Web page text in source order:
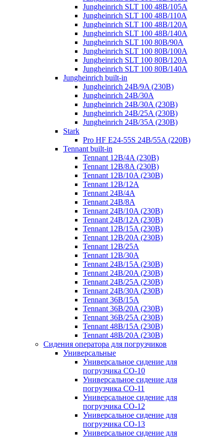
Jungheinrich SLT 100 48B/105A
Jungheinrich SLT 100 48B/110A
Jungheinrich SLT 100 48B/120A
Jungheinrich SLT 100 48B/140A
Jungheinrich SLT 100 80B/90A
Jungheinrich SLT 100 80B/100A
Jungheinrich SLT 100 80B/120A
Jungheinrich SLT 100 80B/140A
Jungheinrich built-in
Jungheinrich 24B/9A (230B)
Jungheinrich 24B/30A
Jungheinrich 24B/30A (230B)
Jungheinrich 24B/25A (230B)
Jungheinrich 24B/35A (230B)
Stark
Pro HF E24-55S 24B/55A (220B)
Tennant built-in
Tennant 12B/4A (230B)
Tennant 12B/8A (230B)
Tennant 12B/10A (230B)
Tennant 12B/12A
Tennant 24B/4A
Tennant 24B/8A
Tennant 24B/10A (230B)
Tennant 24B/12A (230B)
Tennant 12B/15A (230B)
Tennant 12B/20A (230B)
Tennant 12B/25A
Tennant 12B/30A
Tennant 24B/15A (230B)
Tennant 24B/20A (230B)
Tennant 24B/25A (230B)
Tennant 24B/30A (230B)
Tennant 36B/15A
Tennant 36B/20A (230B)
Tennant 36B/25A (230B)
Tennant 48B/15A (230B)
Tennant 48B/20A (230B)
Сидения оператора для погрузчиков
Универсальные
Универсальное сидение для
погрузчика CO-10
Универсальное сидение для
погрузчика CO-11
Универсальное сидение для
погрузчика CO-12
Универсальное сидение для
погрузчика CO-13
Универсальное сидение для